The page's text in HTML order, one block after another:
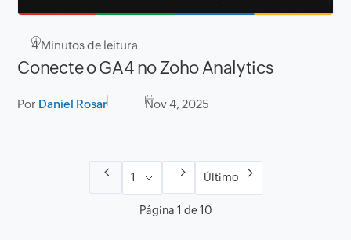
4Minutos de leitura
Conecte o GA4 no Zoho Analytics
Por Daniel Rosar Nov 4, 2025
Página 1 de 10
Último